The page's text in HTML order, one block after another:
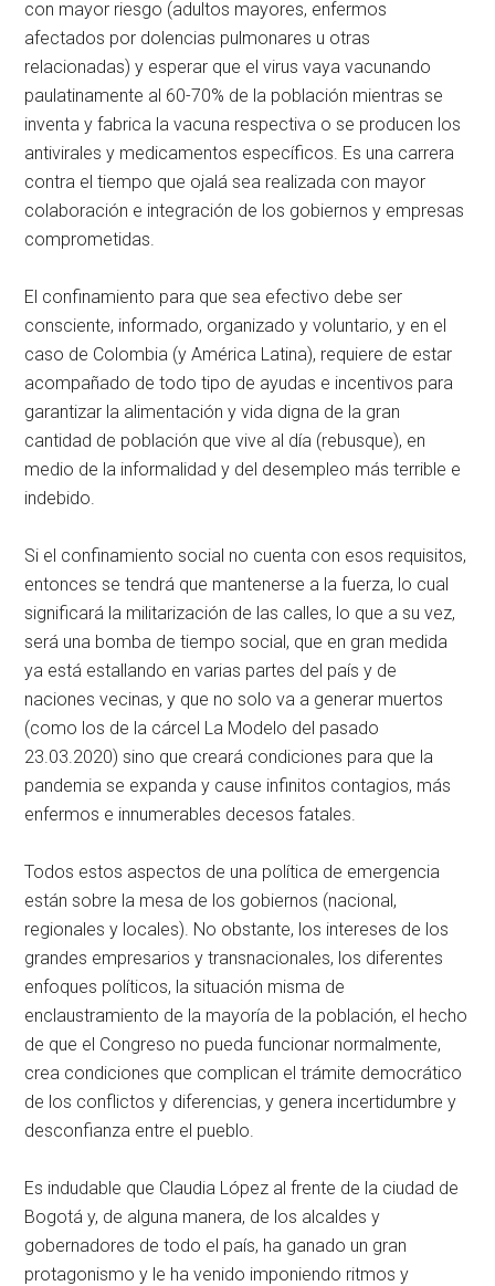
con mayor riesgo (adultos mayores, enfermos
afectados por dolencias pulmonares u otras
relacionadas) y esperar que el virus vaya vacunando
paulatinamente al 60-70% de la población mientras se
inventa y fabrica la vacuna respectiva o se producen los
antivirales y medicamentos específicos. Es una carrera
contra el tiempo que ojalá sea realizada con mayor
colaboración e integración de los gobiernos y empresas
comprometidas.
El confinamiento para que sea efectivo debe ser
consciente, informado, organizado y voluntario, y en el
caso de Colombia (y América Latina), requiere de estar
acompañado de todo tipo de ayudas e incentivos para
garantizar la alimentación y vida digna de la gran
cantidad de población que vive al día (rebusque), en
medio de la informalidad y del desempleo más terrible e
indebido.
Si el confinamiento social no cuenta con esos requisitos,
entonces se tendrá que mantenerse a la fuerza, lo cual
significará la militarización de las calles, lo que a su vez,
será una bomba de tiempo social, que en gran medida
ya está estallando en varias partes del país y de
naciones vecinas, y que no solo va a generar muertos
(como los de la cárcel La Modelo del pasado
23.03.2020) sino que creará condiciones para que la
pandemia se expanda y cause infinitos contagios, más
enfermos e innumerables decesos fatales.
Todos estos aspectos de una política de emergencia
están sobre la mesa de los gobiernos (nacional,
regionales y locales). No obstante, los intereses de los
grandes empresarios y transnacionales, los diferentes
enfoques políticos, la situación misma de
enclaustramiento de la mayoría de la población, el hecho
de que el Congreso no pueda funcionar normalmente,
crea condiciones que complican el trámite democrático
de los conflictos y diferencias, y genera incertidumbre y
desconfianza entre el pueblo.
Es indudable que Claudia López al frente de la ciudad de
Bogotá y, de alguna manera, de los alcaldes y
gobernadores de todo el país, ha ganado un gran
protagonismo y le ha venido imponiendo ritmos y